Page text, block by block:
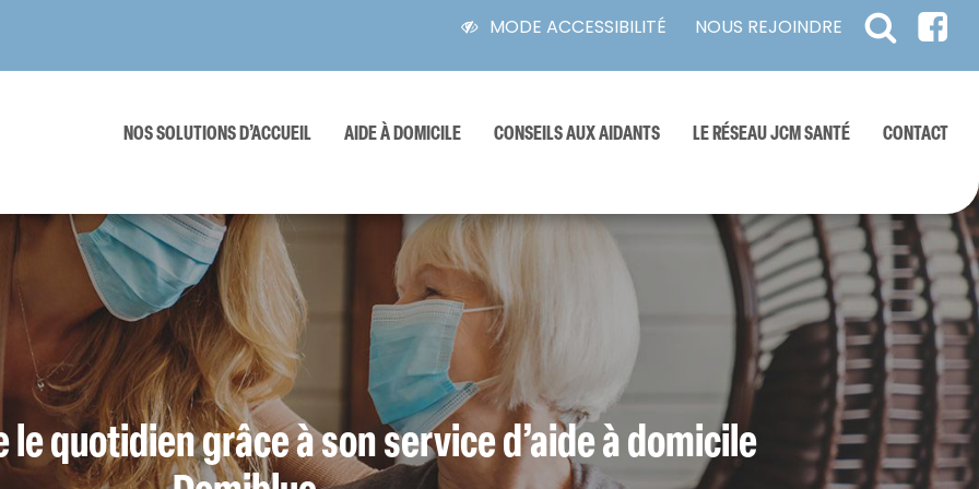
MODE ACCESSIBILITÉ NOUS REJOINDRE
NOS SOLUTIONS D’ACCUEIL
Accueils
de
jour
Séjours
temporaires
Cliniques
spécialisées
AIDE À DOMICILE CONSEILS AUX AIDANTS LE RÉSEAU JCM SANTÉ CONTACT
quotidien grâce à son service d’aide à domicile